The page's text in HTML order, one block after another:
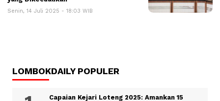
Senin, 14 Juli 2025 - 18:03 WIB
LOMBOKDAILY POPULER
Capaian Kejari Loteng 2025: Amankan 15